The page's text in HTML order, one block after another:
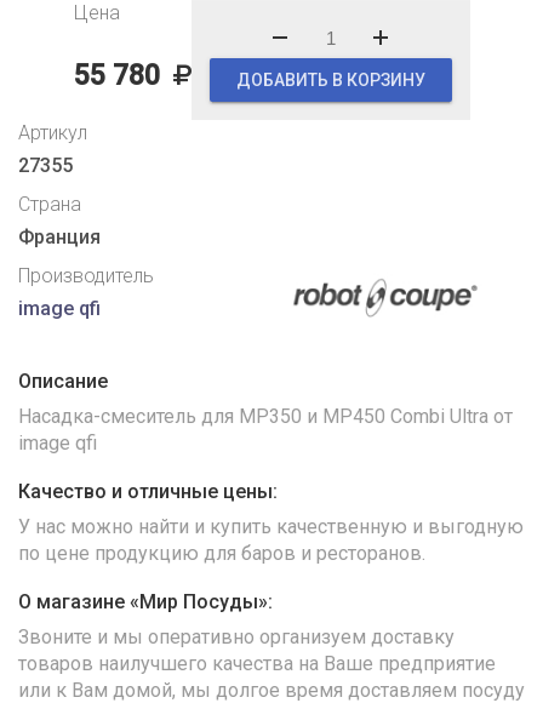
Цена
55 780 ДОБАВИТЬ В КОРЗИНУ
Артикул
27355
Страна
Франция
Производитель
image qfi
Описание
Насадка-смеситель для MP350 и MP450 Combi Ultra от
image qfi
Качество и отличные цены:
У нас можно найти и купить качественную и выгодную
по цене продукцию для баров и ресторанов.
О магазине «Мир Посуды»:
Звоните и мы оперативно организуем доставку
товаров наилучшего качества на Ваше предприятие
или к Вам домой, мы долгое время доставляем посуду